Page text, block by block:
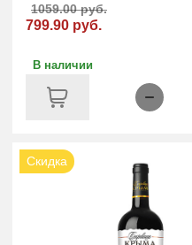
799.90 руб.
1059.00 руб.
В наличии
Скидка